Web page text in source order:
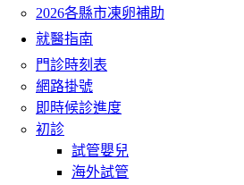
2026各縣市凍卵補助
就醫指南
門診時刻表
網路掛號
即時候診進度
初診
試管嬰兒
海外試管